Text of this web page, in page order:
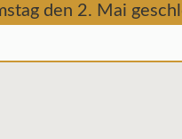
den 2. Mai